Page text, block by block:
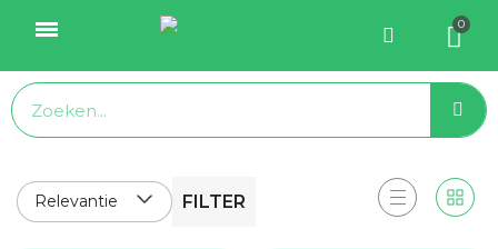
Relevantie FILTER